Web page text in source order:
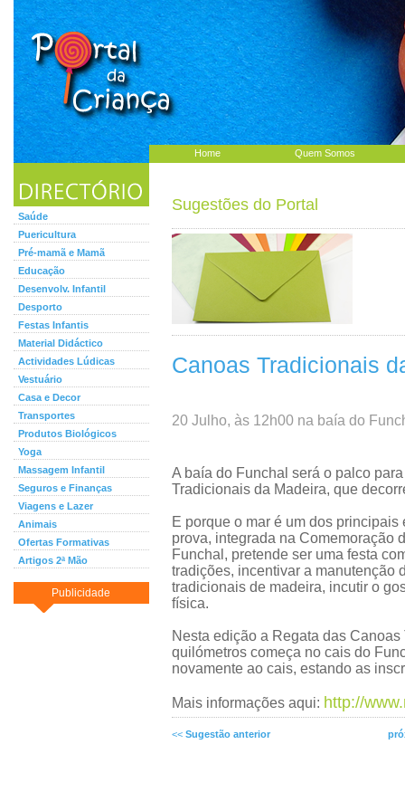
Home Quem Somos
Saúde
Puericultura
Pré-mamã e Mamã
Educação
Desenvolv. Infantil
Desporto
Festas Infantis
Material Didáctico
Actividades Lúdicas
Vestuário
Casa e Decor
Transportes
Produtos Biológicos
Yoga
Massagem Infantil
Seguros e Finanças
Viagens e Lazer
Animais
Ofertas Formativas
Artigos 2ª Mão
Publicidade
Sugestões do Portal
Canoas Tradicionais
20 Julho, às 12h00 na baía do
A baía do Funchal será o palco
Tradicionais da Madeira, que
E porque o mar é um dos
prova, integrada na Comemoração
Funchal, pretende ser uma festa
tradições, incentivar a manutenção
tradicionais de madeira, incutir o
física.
Nesta edição a Regata das
quilómetros começa no cais do
novamente ao cais, estando as
Mais informações aqui: http://
<< Sugestão anterior